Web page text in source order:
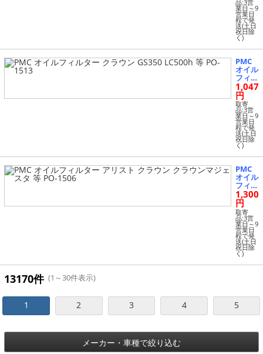
ラウン
マジェ
スタ
マーク
X 等 P
O-151
1
品:3営
業日～9
営業日
程で発
送(土日
祝日除
く)
PMC
オイル
フィル
ター
クラウ
ン GS3
50 LC5
00h 等
PO-15
13
1,047
円
取寄
品:3営
業日～9
営業日
程で発
送(土日
祝日除
く)
PMC
オイル
フィル
ター
アリス
ト ク
ラウン
クラウ
ンマジ
ェスタ
等 PO-
1506
1,300
円
取寄
品:3営
業日～9
営業日
程で発
送(土日
祝日除
く)
13170件 (1～30件表示)
1 2 3 4 5
メーカー・車種で絞り込む